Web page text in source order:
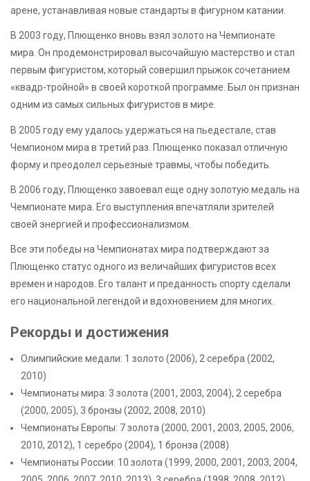
арене, устанавливая новые стандарты в фигурном катании.
В 2003 году, Плющенко вновь взял золото на Чемпионате
мира. Он продемонстрировал высочайшую мастерство и стал
первым фигуристом, который совершил прыжок сочетанием
«квадр-тройной» в своей короткой программе. Был он признан
одним из самых сильных фигуристов в мире.
В 2005 году ему удалось удержаться на пьедестале, став
Чемпионом мира в третий раз. Плющенко показал отличную
форму и преодолел серьезные травмы, чтобы победить.
В 2006 году, Плющенко завоевал еще одну золотую медаль на
Чемпионате мира. Его выступления впечатляли зрителей
своей энергией и профессионализмом.
Все эти победы на Чемпионатах мира подтверждают за
Плющенко статус одного из величайших фигуристов всех
времен и народов. Его талант и преданность спорту сделали
его национальной легендой и вдохновением для многих.
Рекорды и достижения
Олимпийские медали: 1 золото (2006), 2 серебра (2002,
2010)
Чемпионаты мира: 3 золота (2001, 2003, 2004), 2 серебра
(2000, 2005), 3 бронзы (2002, 2008, 2010)
Чемпионаты Европы: 7 золота (2000, 2001, 2003, 2005, 2006,
2010, 2012), 1 серебро (2004), 1 бронза (2008)
Чемпионаты России: 10 золота (1999, 2000, 2001, 2003, 2004,